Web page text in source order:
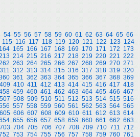
54 55 56 57 58 59 60 61 62 63 64 65 66
115 116 117 118 119 120 121 122 123 124
164 165 166 167 168 169 170 171 172 173
214 215 216 217 218 219 220 221 222
263 264 265 266 267 268 269 270 271
311 312 313 314 315 316 317 318 319 320
361 362 363 364 365 366 367 368 369
409 410 411 412 413 414 415 416 417 418
459 460 461 462 463 464 465 466 467
507 508 509 510 511 512 513 514 515 516
557 558 559 560 561 562 563 564 565
605 606 607 608 609 610 611 612 613 614
655 656 657 658 659 660 661 662 663
703 704 705 706 707 708 709 710 711 712
753 754 755 756 757 758 759 760 761